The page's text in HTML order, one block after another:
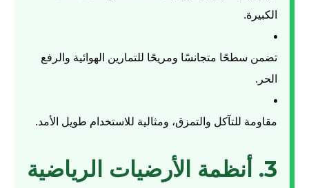
الكبيرة.
تضمن سطحًا متجانسًا ومريحًا للتمارين الهوائية والرفع
الحر.
مقاومة للتآكل والتمزق، ومثالية للاستخدام طويل الأمد.
3. أنظمة الأرضيات الرياضية